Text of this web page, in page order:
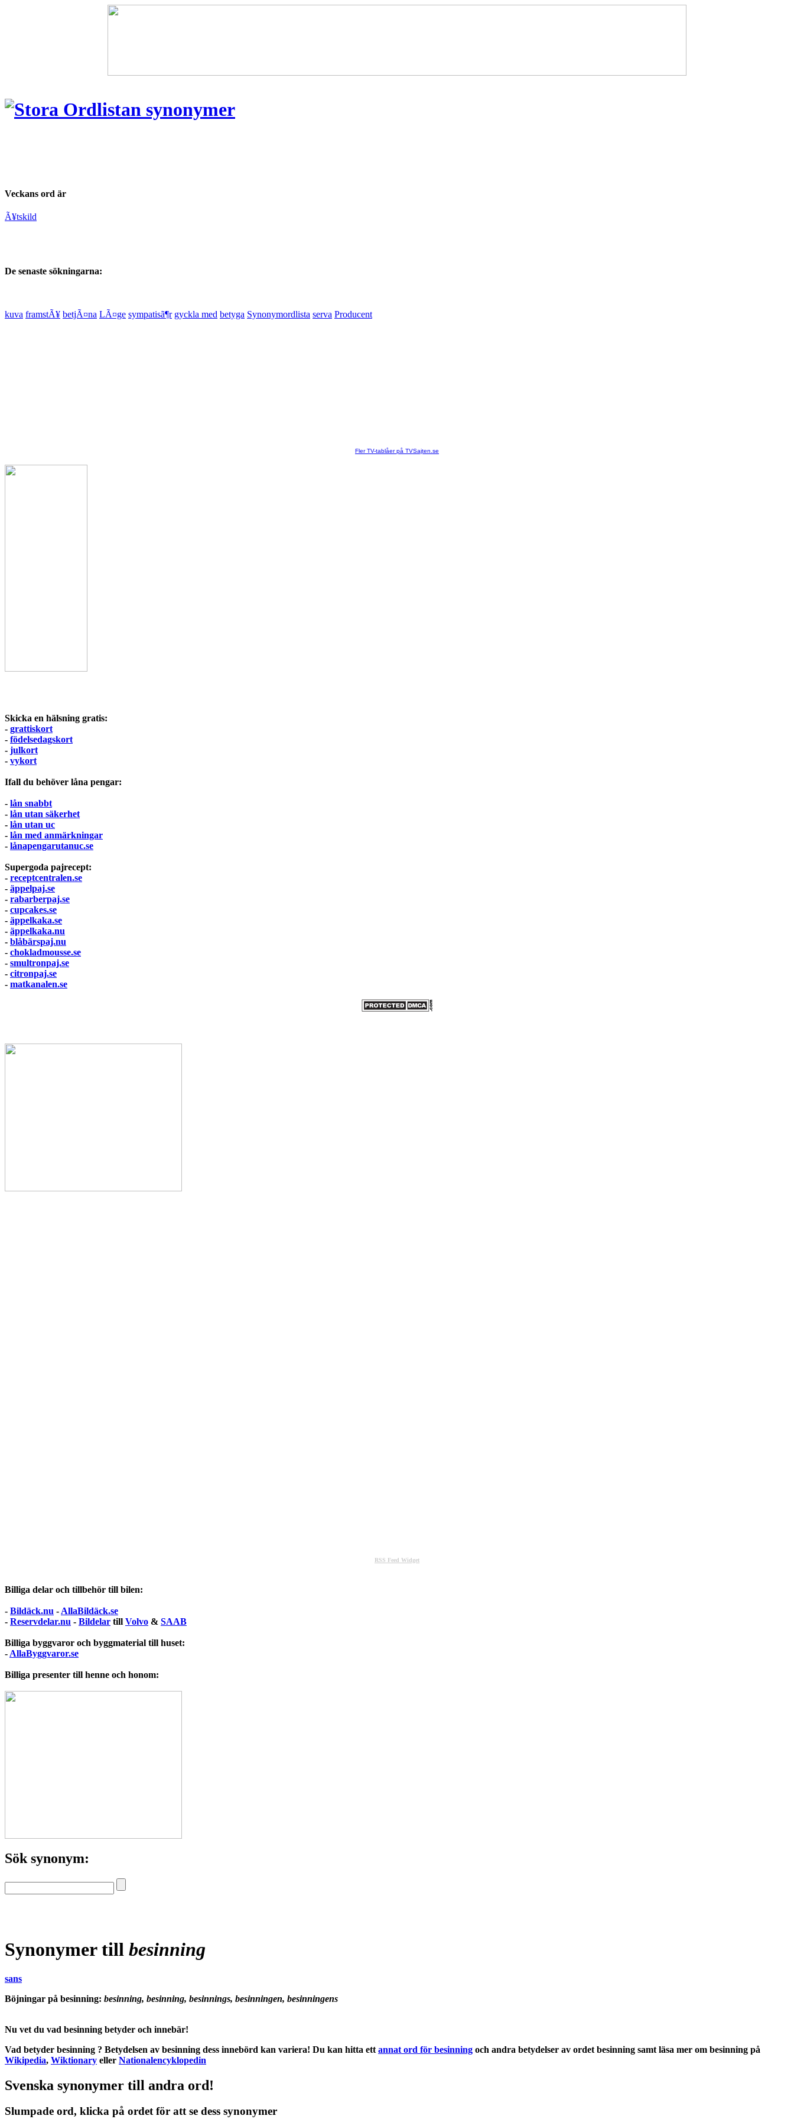
Veckans ord är
Ã¥tskild
De senaste sökningarna:
kuva framstÃ¥ betjÃ¤na LÃ¤ge sympatisã¶r gyckla med betyga Synonymordlista serva Producent
Fler TV-tablåer på TVSajten.se
Skicka en hälsning gratis:
- grattiskort
- födelsedagskort
- julkort
- vykort
Ifall du behöver låna pengar:
- lån snabbt
- lån utan säkerhet
- lån utan uc
- lån med anmärkningar
- lånapengarutanuc.se
Supergoda pajrecept:
- receptcentralen.se
- äppelpaj.se
- rabarberpaj.se
- cupcakes.se
- äppelkaka.se
- äppelkaka.nu
- blåbärspaj.nu
- chokladmousse.se
- smultronpaj.se
- citronpaj.se
- matkanalen.se
RSS Feed Widget
Billiga delar och tillbehör till bilen:
- Bildäck.nu - AllaBildäck.se
- Reservdelar.nu - Bildelar till Volvo & SAAB
Billiga byggvaror och byggmaterial till huset:
- AllaByggvaror.se
Billiga presenter till henne och honom:
Sök synonym:
Synonymer till besinning
sans
Böjningar på besinning: besinning, besinning, besinnings, besinningen, besinningens
Nu vet du vad besinning betyder och innebär!
Vad betyder besinning ? Betydelsen av besinning dess innebörd kan variera! Du kan hitta ett annat ord för besinning och andra betydelser av ordet besinning samt läsa mer om besinning på
Wikipedia, Wiktionary eller Nationalencyklopedin
Svenska synonymer till andra ord!
Slumpade ord, klicka på ordet för att se dess synonymer